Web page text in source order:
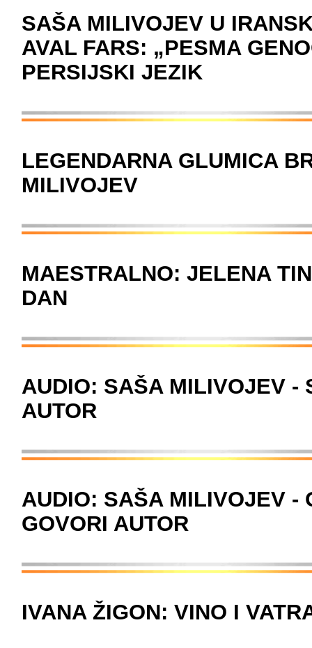
SAŠA MILIVOJEV U
AVAL FARS: „PESMA
PERSIJSKI JEZIK
LEGENDARNA GLUMICA
MILIVOJEV
MAESTRALNO: JELENA
DAN
AUDIO: SAŠA MILIVOJEV -
AUTOR
AUDIO: SAŠA MILIVOJEV -
GOVORI AUTOR
IVANA ŽIGON: VINO I